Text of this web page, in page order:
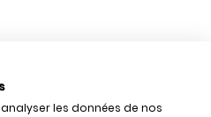
les données de nos